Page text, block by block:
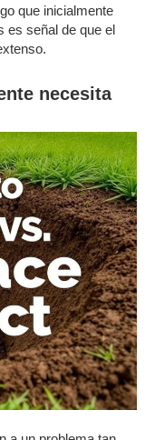
que inicialmente
es señal de que el
necesita